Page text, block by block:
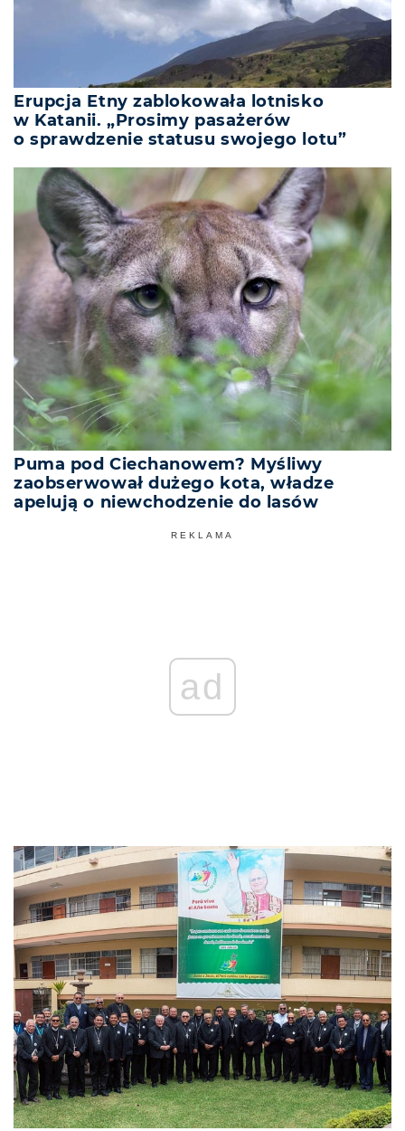
Erupcja Etny zablokowała lotnisko
w Katanii. „Prosimy pasażerów
o sprawdzenie statusu swojego lotu”
Puma pod Ciechanowem? Myśliwy
zaobserwował dużego kota, władze
apelują o niewchodzenie do lasów
REKLAMA
ad